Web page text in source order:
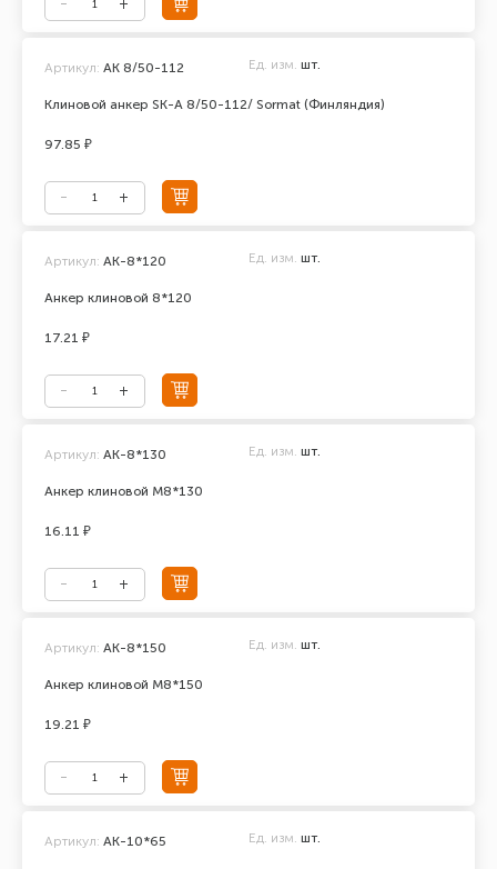
Клиновой анкер SK-A 8/50-112/ Sormat (Финляндия)
Артикул: AK 8/50-112 Ед. изм. шт.
97.85 ₽
Анкер клиновой 8*120
Артикул: АК-8*120 Ед. изм. шт.
17.21 ₽
Анкер клиновой М8*130
Артикул: АК-8*130 Ед. изм. шт.
16.11 ₽
Анкер клиновой М8*150
Артикул: АК-8*150 Ед. изм. шт.
19.21 ₽
Артикул: АК-10*65 Ед. изм. шт.